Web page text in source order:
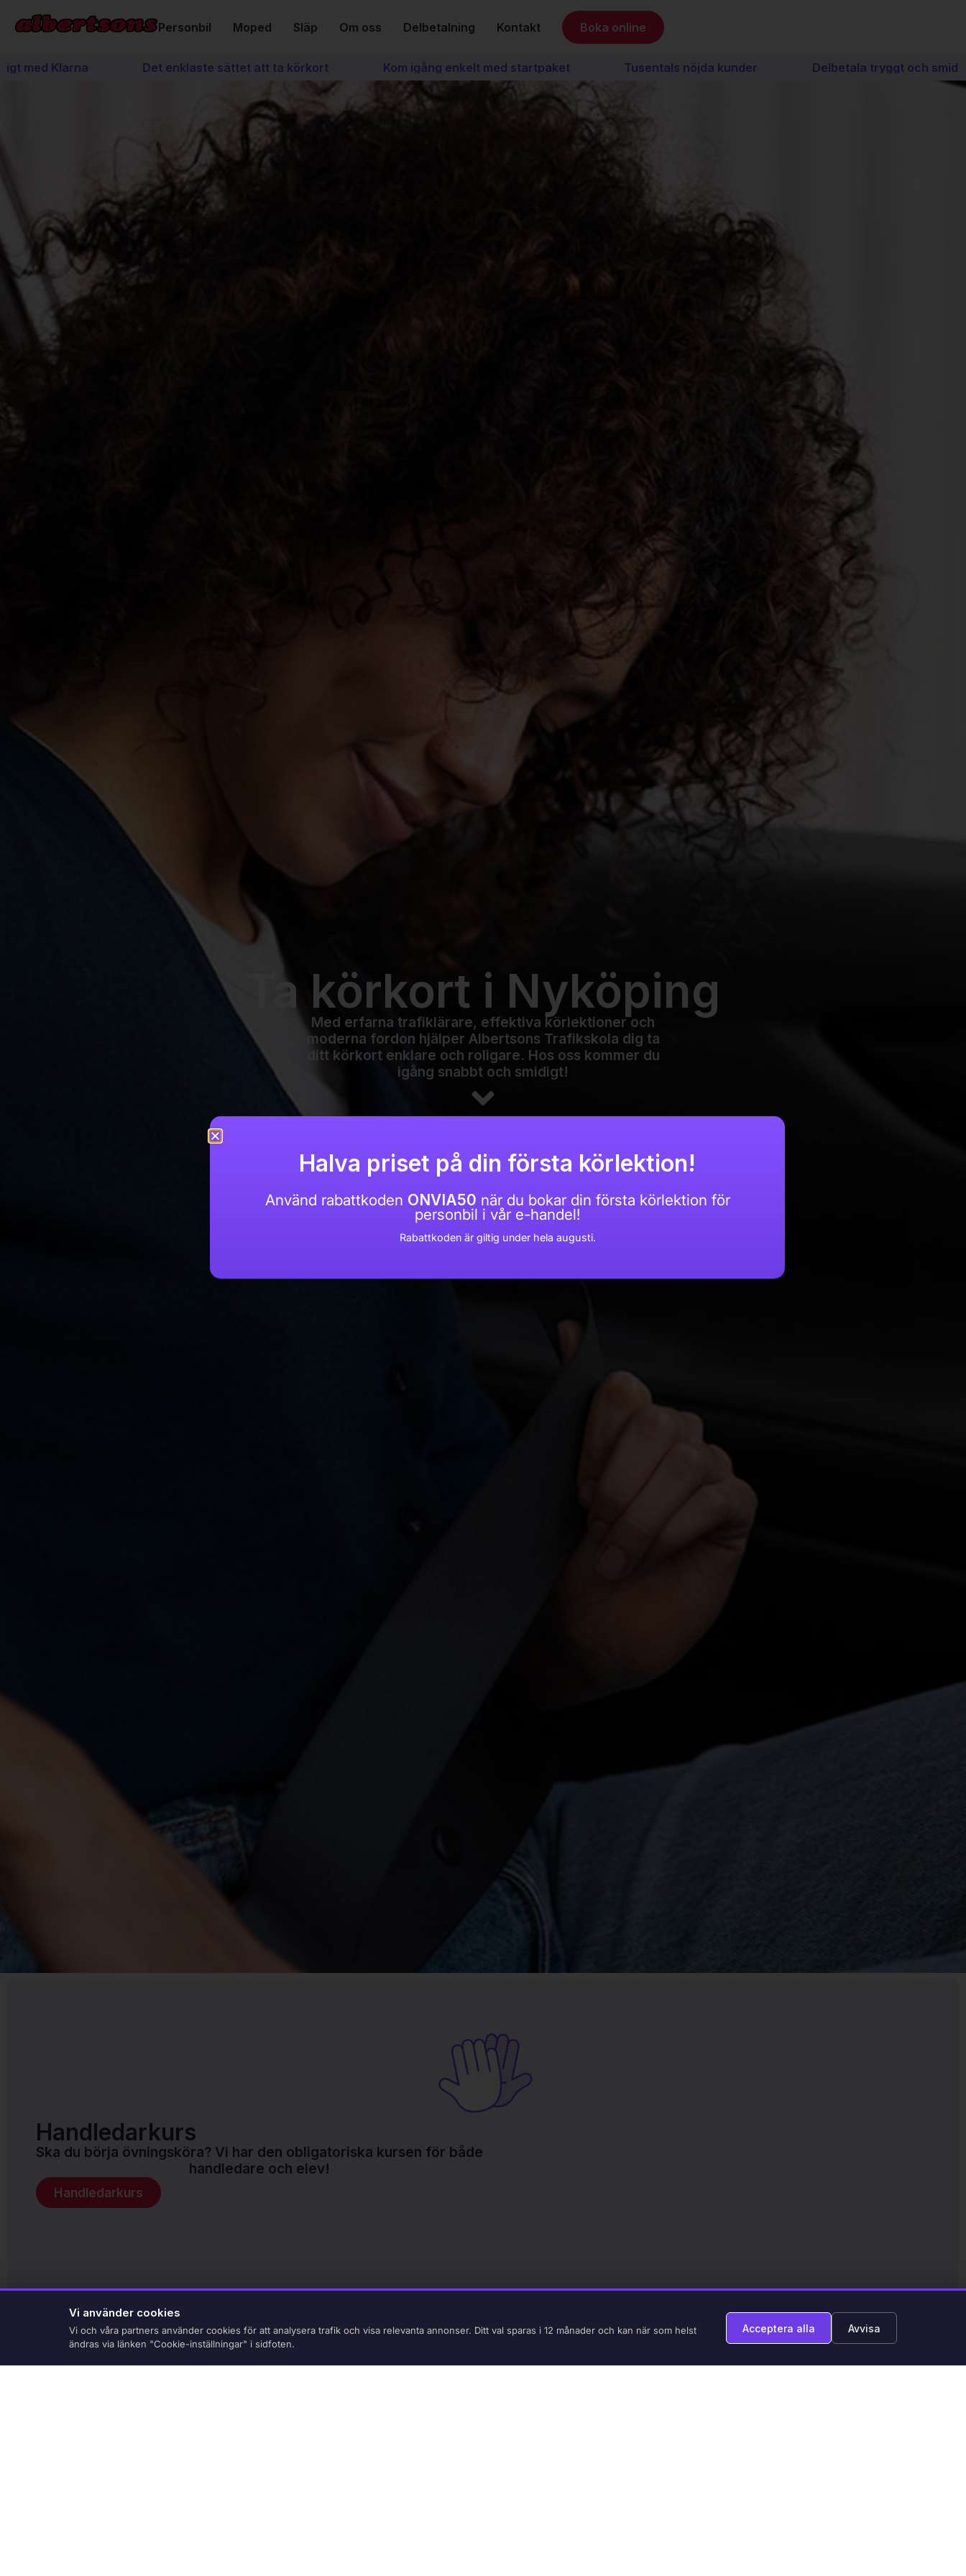
Personbil Moped Släp Om oss Delbetalning Kontakt Boka online
Det enklaste sättet att ta körkort Kom igång enkelt med startpaket Tusentals nöjda kunder Delbetala tryggt och smidigt med
Ta körkort i Nyköping
Med erfarna trafiklärare, effektiva körlektioner och
moderna fordon hjälper Albertsons Trafikskola dig ta
ditt körkort enklare och roligare. Hos oss kommer du
igång snabbt och smidigt!
Handledarkurs
Ska du börja övningsköra? Vi har den obligatoriska kursen för både
handledare och elev!
Handledarkurs
Behöver du hjälp?
Vi använder cookies
Vi och våra partners använder cookies för att analysera trafik och visa relevanta annonser. Ditt val sparas i 12 månader och kan när som helst
ändras via länken "Cookie-inställningar" i sidfoten.
Acceptera alla Avvisa
Halva priset på din första körlektion!
Använd rabattkoden ONVIA50 när du bokar din första körlektion för
personbil i vår e-handel!
Rabattkoden är giltig under hela augusti.